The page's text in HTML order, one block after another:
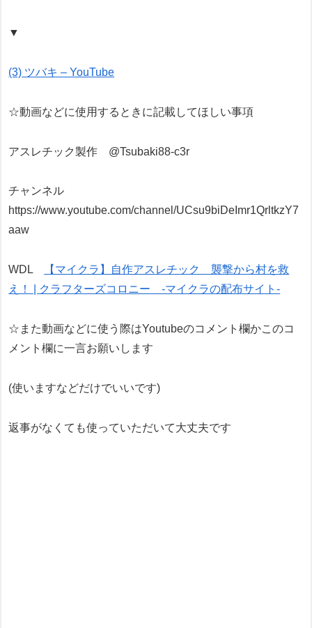
▼
(3) ツバキ – YouTube
☆動画などに使用するときに記載してほしい事項
アスレチック製作 @Tsubaki88-c3r
チャンネル
https://www.youtube.com/channel/UCsu9biDeImr1QrltkzY7
aaw
WDL
【マイクラ】自作アスレチック 襲撃から村を救
え！ | クラフターズコロニー -マイクラの配布サイト-
☆また動画などに使う際はYoutubeのコメント欄かこのコ
メント欄に一言お願いします
(使いますなどだけでいいです)
返事がなくても使っていただいて大丈夫です